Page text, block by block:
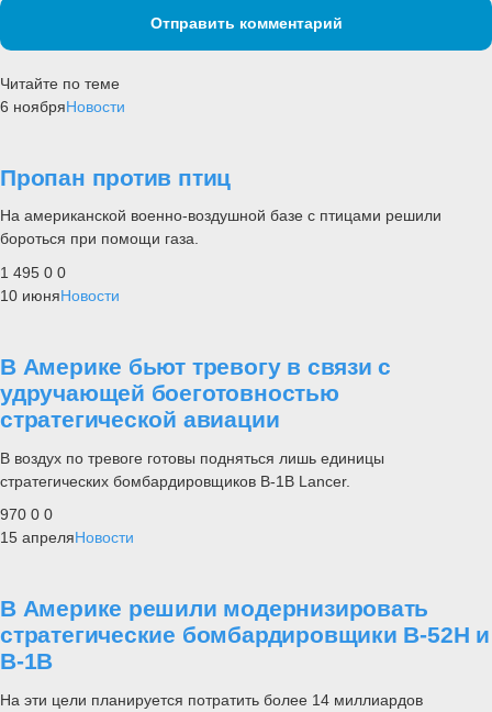
Отправить комментарий
Читайте по теме
6 ноябряНовости
Пропан против птиц
На американской военно-воздушной базе с птицами решили
бороться при помощи газа.
1 495 0 0
10 июняНовости
В Америке бьют тревогу в связи с
удручающей боеготовностью
стратегической авиации
В воздух по тревоге готовы подняться лишь единицы
стратегических бомбардировщиков В-1В Lancer.
970 0 0
15 апреляНовости
В Америке решили модернизировать
стратегические бомбардировщики В-52Н и
В-1В
На эти цели планируется потратить более 14 миллиардов